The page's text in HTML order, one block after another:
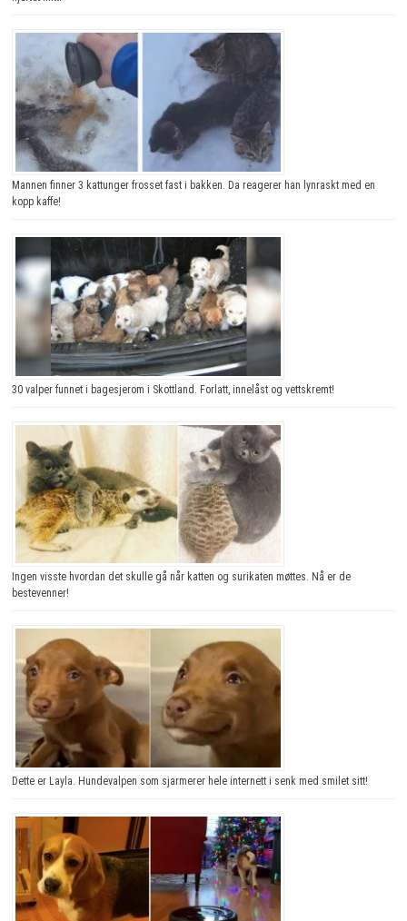
Mannen finner 3 kattunger frosset fast i bakken. Da reagerer han lynraskt med en
kopp kaffe!
30 valper funnet i bagesjerom i Skottland. Forlatt, innelåst og vettskremt!
Ingen visste hvordan det skulle gå når katten og surikaten møttes. Nå er de
bestevenner!
Dette er Layla. Hundevalpen som sjarmerer hele internett i senk med smilet sitt!